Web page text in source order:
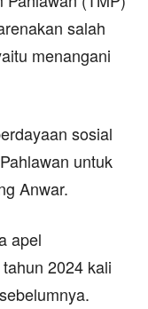
salah
menangani
sosial
untuk
Anwar.
apel
2024 kali